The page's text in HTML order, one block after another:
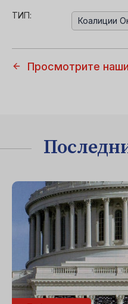
ТИП:
Коалиции
Просмотрите